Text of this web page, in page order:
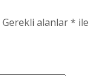
Gerekli alanlar* ile